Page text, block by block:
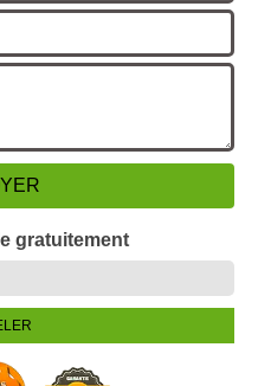
gratuitement